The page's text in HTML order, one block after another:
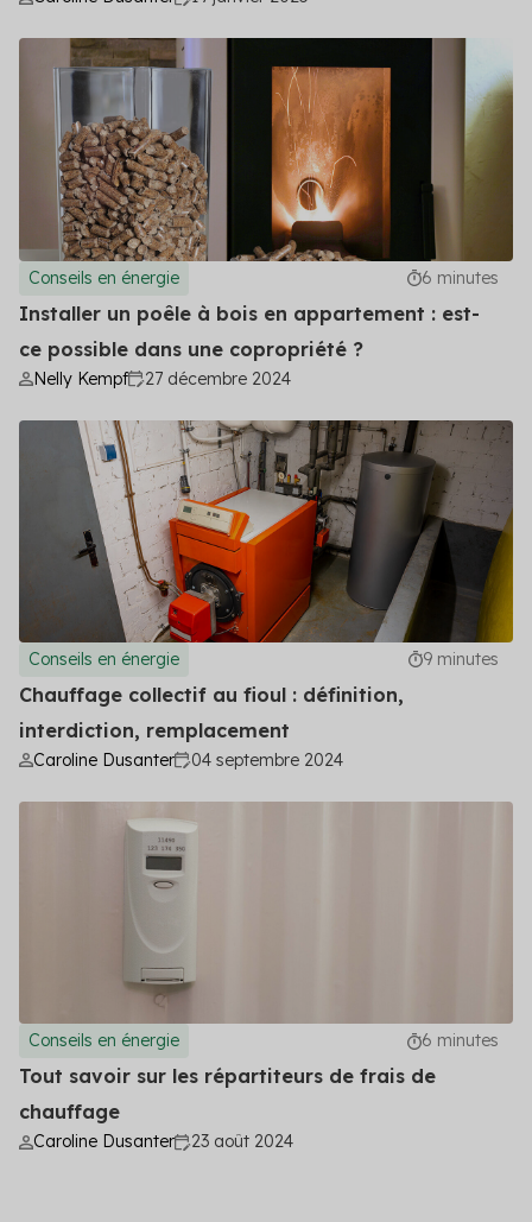
Conseils en énergie 6 minutes
Installer un poêle à bois en appartement : est-
ce possible dans une copropriété ?
Nelly Kempf 27 décembre 2024
Conseils en énergie 9 minutes
Chauffage collectif au fioul : définition,
interdiction, remplacement
Caroline Dusanter 04 septembre 2024
Conseils en énergie 6 minutes
Tout savoir sur les répartiteurs de frais de
chauffage
Caroline Dusanter 23 août 2024